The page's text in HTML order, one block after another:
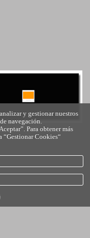
y gestionar nuestros
navegación.
Para obtener más
“Gestionar Cookies“